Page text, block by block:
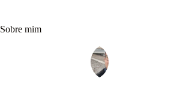
Sobre mim